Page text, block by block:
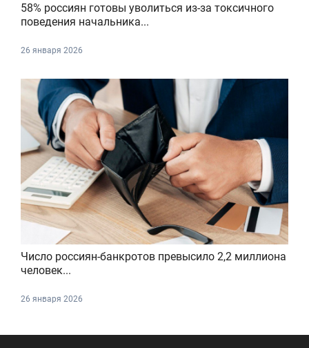
58% россиян готовы уволиться из-за токсичного
поведения начальника...
26 января 2026
Число россиян-банкротов превысило 2,2 миллиона
человек...
26 января 2026